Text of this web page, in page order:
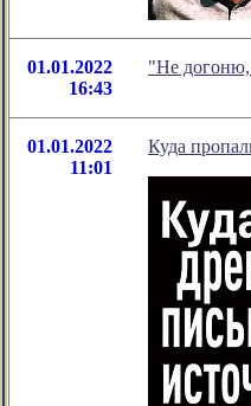
01.01.2022
16:43
"Не догоню,
01.01.2022
11:01
Куда